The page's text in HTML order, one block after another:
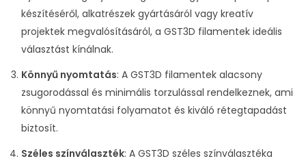
készítéséről, alkatrészek gyártásáról vagy kreatív
projektek megvalósításáról, a GST3D filamentek ideális
választást kínálnak.
Könnyű nyomtatás: A GST3D filamentek alacsony
zsugorodással és minimális torzulással rendelkeznek, ami
könnyű nyomtatási folyamatot és kiváló rétegtapadást
biztosít.
Széles színválaszték: A GST3D széles színválasztéka